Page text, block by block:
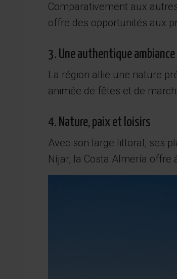
Comparativement aux
offre des opportunités aux
3. Une authentique
La région allie une nature
animée de fêtes et de
4. Nature, paix et loisirs
Avec son large littoral, ses
Níjar, la Costa Almería offre